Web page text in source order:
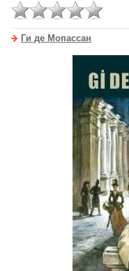
Ги де Мопассан